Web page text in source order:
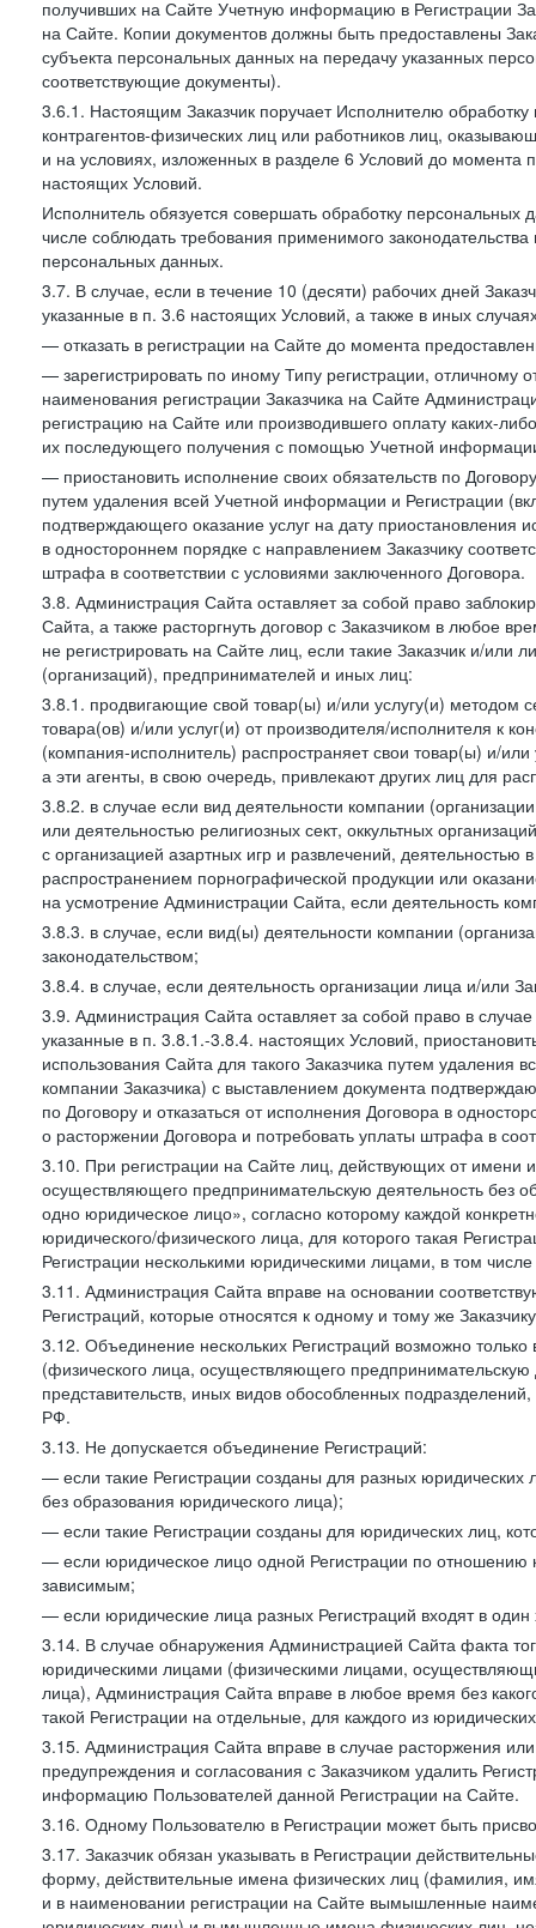
получивших на Сайте Учетную информацию в Регистрации
на Сайте. Копии документов должны быть предоставлены
субъекта персональных данных на передачу указанных
соответствующие документы).
3.6.1. Настоящим Заказчик поручает Исполнителю
контрагентов-физических лиц или работников лиц,
и на условиях, изложенных в разделе 6 Условий до момента
настоящих Условий.
Исполнитель обязуется совершать обработку
числе соблюдать требования применимого
персональных данных.
3.7. В случае, если в течение 10 (десяти) рабочих дней
указанные в п. 3.6 настоящих Условий, а также в иных
— отказать в регистрации на Сайте до момента
— зарегистрировать по иному Типу регистрации, отличному
наименования регистрации Заказчика на Сайте
регистрацию на Сайте или производившего оплату каких-
их последующего получения с помощью Учетной
— приостановить исполнение своих обязательств по
путем удаления всей Учетной информации и Регистрации
подтверждающего оказание услуг на дату приостановления
в одностороннем порядке с направлением Заказчику
штрафа в соответствии с условиями заключенного Договора.
3.8. Администрация Сайта оставляет за собой право
Сайта, а также расторгнуть договор с Заказчиком в любое
не регистрировать на Сайте лиц, если такие Заказчик и/
(организаций), предпринимателей и иных лиц:
3.8.1. продвигающие свой товар(ы) и/или услугу(и) методом
товара(ов) и/или услуг(и) от производителя/исполнителя к
(компания-исполнитель) распространяет свои товар(ы) и/
а эти агенты, в свою очередь, привлекают других лиц для
3.8.2. в случае если вид деятельности компании
или деятельностью религиозных сект, оккультных
с организацией азартных игр и развлечений,
распространением порнографической продукции или
на усмотрение Администрации Сайта, если деятельность
3.8.3. в случае, если вид(ы) деятельности компании
законодательством;
3.8.4. в случае, если деятельность организации лица и/или
3.9. Администрация Сайта оставляет за собой право в
указанные в п. 3.8.1.-3.8.4. настоящих Условий,
использования Сайта для такого Заказчика путем
компании Заказчика) с выставлением документа
по Договору и отказаться от исполнения Договора в
о расторжении Договора и потребовать уплаты штрафа в
3.10. При регистрации на Сайте лиц, действующих от имени
осуществляющего предпринимательскую деятельность без
одно юридическое лицо», согласно которому каждой
юридического/физического лица, для которого такая
Регистрации несколькими юридическими лицами, в том
3.11. Администрация Сайта вправе на основании
Регистраций, которые относятся к одному и тому же
3.12. Объединение нескольких Регистраций возможно
(физического лица, осуществляющего
представительств, иных видов обособленных
РФ.
3.13. Не допускается объединение Регистраций:
— если такие Регистрации созданы для разных
без образования юридического лица);
— если такие Регистрации созданы для юридических лиц,
— если юридическое лицо одной Регистрации по отношению
зависимым;
— если юридические лица разных Регистраций входят в
3.14. В случае обнаружения Администрацией Сайта факта
юридическими лицами (физическими лицами,
лица), Администрация Сайта вправе в любое время без
такой Регистрации на отдельные, для каждого из
3.15. Администрация Сайта вправе в случае расторжения
предупреждения и согласования с Заказчиком удалить
информацию Пользователей данной Регистрации на Сайте.
3.16. Одному Пользователю в Регистрации может быть
3.17. Заказчик обязан указывать в Регистрации
форму, действительные имена физических лиц (фамилия,
и в наименовании регистрации на Сайте вымышленные